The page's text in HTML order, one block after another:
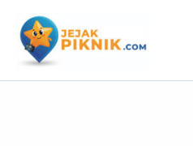
konten